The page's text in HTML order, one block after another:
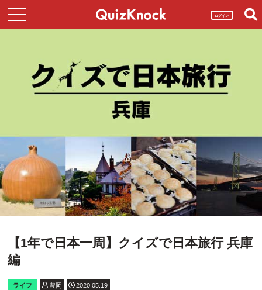
ログイン
【1年で日本一周】クイズで日本旅行 兵庫
編
ライフ 豊岡 2020.05.19